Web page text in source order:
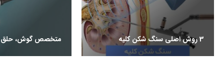
3 روش اصلی سنگ شکن کلیه متخصص گوش، حلق